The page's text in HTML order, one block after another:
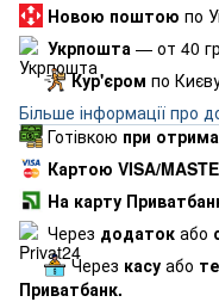
Новою поштою по
Укрпошта — от 40
Кур'єром по
Більше інформації про
Готівкою при
Картою VISA/
На карту
Через додаток або
Через касу або
Приватбанк.